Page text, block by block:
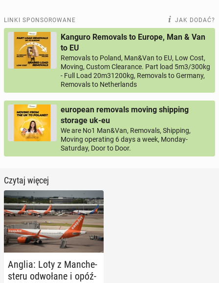
LINKI SPONSOROWANE JAK DODAĆ?
Kanguro Removals to Europe, Man & Van
to EU
Removals to Poland, Man&Van to EU, Low Cost,
Moving, Custom Clearance. Part load 5m3/300kg
- Full Load 20m31200kg, Removals to Germany,
Removals to Netherlands
european removals moving shipping
storage uk-eu
We are No1 Man&Van, Removals, Shipping,
Moving operating 6 days a week, Monday-
Saturday, Door to Door.
Czytaj więcej
Anglia: Loty z Man­che­
ste­ru od­wo­ła­ne i opóź­